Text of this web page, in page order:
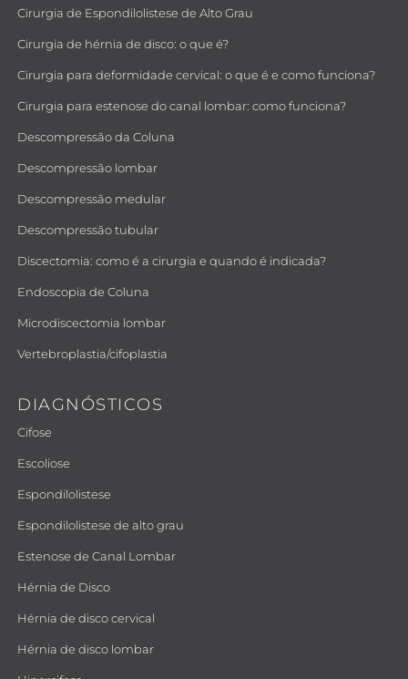
Cirurgia de Espondilolistese de Alto Grau
Cirurgia de hérnia de disco: o que é?
Cirurgia para deformidade cervical: o que é e como funciona?
Cirurgia para estenose do canal lombar: como funciona?
Descompressão da Coluna
Descompressão lombar
Descompressão medular
Descompressão tubular
Discectomia: como é a cirurgia e quando é indicada?
Endoscopia de Coluna
Microdiscectomia lombar
Vertebroplastia/cifoplastia
DIAGNÓSTICOS
Cifose
Escoliose
Espondilolistese
Espondilolistese de alto grau
Estenose de Canal Lombar
Hérnia de Disco
Hérnia de disco cervical
Hérnia de disco lombar